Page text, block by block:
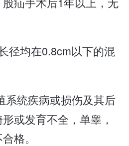
径均在0.8cm以下的混
系统疾病或损伤及其后
或发育不全，单睾，
格。